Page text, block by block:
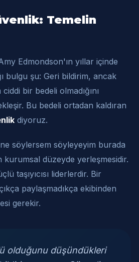
Temelin
Edmondson'ın yıllar içinde
bulgu şu: Geri bildirim, ancak
bir bedeli olmadığını
Bu bedeli ortadan kaldıran
diyoruz.
söylersem söyleyeyim burada
kurumsal düzeyde yerleşmesidir.
taşıyıcısı liderlerdir. Bir
paylaşmadıkça ekibinden
gerekir.
olduğunu düşündükleri